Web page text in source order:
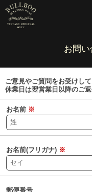
お問
ご意見やご質問をお受けして
休業日は翌営業日以降のご
お名前 ※
お名前(フリガナ) ※
郵便番号